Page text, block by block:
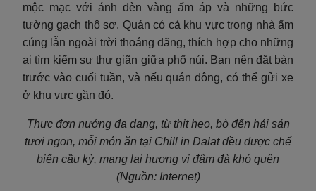
mộc mạc với ánh đèn vàng ấm áp và những bức
tường gạch thô sơ. Quán có cả khu vực trong nhà ấm
cúng lẫn ngoài trời thoáng đãng, thích hợp cho những
ai tìm kiếm sự thư giãn giữa phố núi. Bạn nên đặt bàn
trước vào cuối tuần, và nếu quán đông, có thể gửi xe
ở khu vực gần đó.
Thực đơn nướng đa dạng, từ thịt heo, bò đến hải sản
tươi ngon, mỗi món ăn tại Chill in Dalat đều được chế
biến cầu kỳ, mang lại hương vị đậm đà khó quên
(Nguồn: Internet)